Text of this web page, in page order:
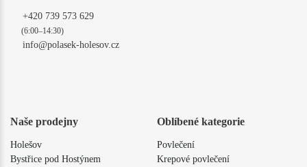
+420 739 573 629
(6:00–14:30)
info@polasek-holesov.cz
Naše prodejny
Holešov
Bystřice pod Hostýnem
Oblíbené kategorie
Povlečení
Krepové povlečení